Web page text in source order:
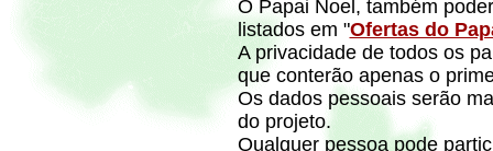
O Papai Noel, também
listados em "Ofertas do
A privacidade de todos os
que conterão apenas o
Os dados pessoais serão
do projeto.
Qualquer pessoa pode